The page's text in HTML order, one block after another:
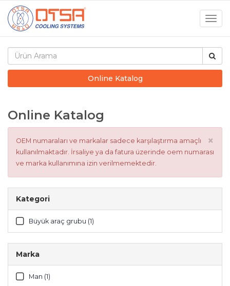
Online Katalog
Online Katalog
×
OEM numaraları ve markalar sadece karşılaştırma amaçlı
kullanılmaktadır. İrsaliye ya da fatura üzerinde oem numarası
ve marka kullanımına izin verilmemektedir.
Kategori
Büyük araç grubu (1)
Marka
Man (1)